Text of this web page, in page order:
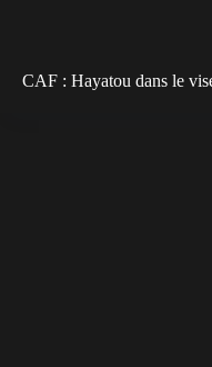
CAF : Hayatou dans le